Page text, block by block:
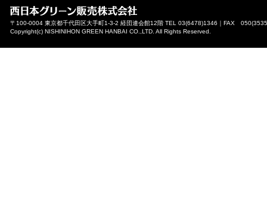
〒100-0004 東京都千代田区大手町1-3-2 経団連会館12階 TEL 03(6478)1346｜FAX
Copyright(c) NISHINIHON GREEN HANBAI CO.,LTD. All Rights Reserved.